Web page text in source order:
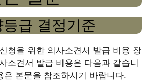
급 결정기준
청을 위한 의사소견서 발급 비용 장
소견서 발급 비용은 다음과 같습니
은 본문을 참조하시기 바랍니다.